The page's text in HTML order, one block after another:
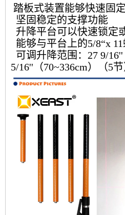
踏板式装置能够快速固
坚固稳定的支撑功能
升降平台可以快速锁定
能够与平台上的5/8“x
可调升降范围：27 9/16''
5/16''（70~336cm）（5节